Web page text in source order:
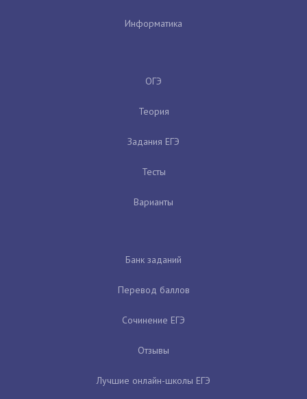
Информатика
ОГЭ
Теория
Задания ЕГЭ
Тесты
Варианты
Банк заданий
Перевод баллов
Сочинение ЕГЭ
Отзывы
Лучшие онлайн-школы ЕГЭ